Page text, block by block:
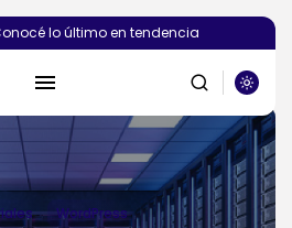
lo último en tendencia
WordPress